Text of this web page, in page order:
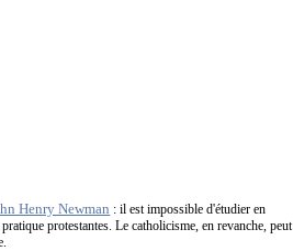
Henry Newman : il est impossible d'étudier en
protestantes. Le catholicisme, en revanche, peut